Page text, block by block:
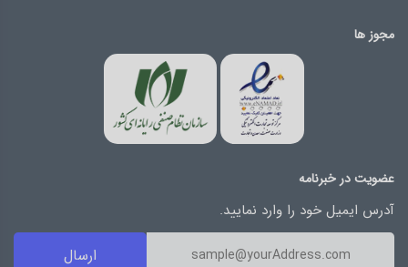
مجوز ها
عضویت در خبرنامه
آدرس ایمیل خود را وارد نمایید.
ارسال